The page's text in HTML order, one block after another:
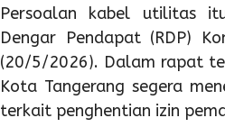
Persoalan kabel utilitas
Dengar Pendapat (RDP)
(20/5/2026). Dalam rapat
Kota Tangerang segera
terkait penghentian izin